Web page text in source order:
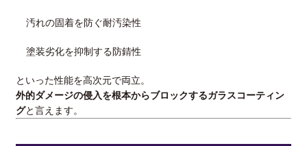
汚れの固着を防ぐ耐汚染性
塗装劣化を抑制する防錆性
といった性能を高次元で両立。
外的ダメージの侵入を根本からブロックするガラスコーティン
グと言えます。